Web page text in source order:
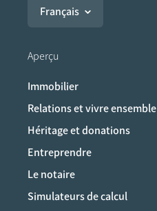
Français
Aperçu
Immobilier
Relations et vivre ensemble
Héritage et donations
Entreprendre
Le notaire
Simulateurs de calcul